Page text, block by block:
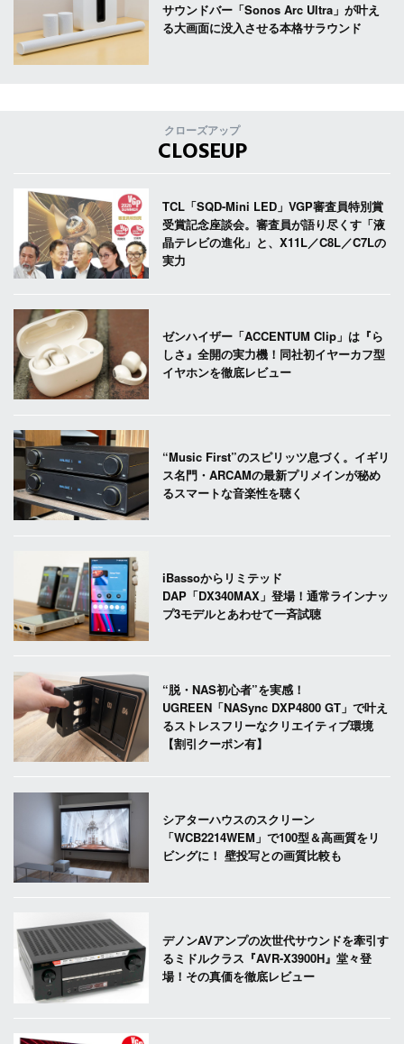
サウンドバー「Sonos Arc Ultra」が叶え
る大画面に没入させる本格サラウンド
クローズアップ
CLOSEUP
TCL「SQD-Mini LED」VGP審査員特別賞
受賞記念座談会。審査員が語り尽くす「液
晶テレビの進化」と、X11L／C8L／C7Lの
実力
ゼンハイザー「ACCENTUM Clip」は『ら
しさ』全開の実力機！同社初イヤーカフ型
イヤホンを徹底レビュー
“Music First”のスピリッツ息づく。イギリ
ス名門・ARCAMの最新プリメインが秘め
るスマートな音楽性を聴く
iBassoからリミテッド
DAP「DX340MAX」登場！通常ラインナッ
プ3モデルとあわせて一斉試聴
“脱・NAS初心者”を実感！
UGREEN「NASync DXP4800 GT」で叶え
るストレスフリーなクリエイティブ環境
【割引クーポン有】
シアターハウスのスクリーン
「WCB2214WEM」で100型＆高画質をリ
ビングに！ 壁投写との画質比較も
デノンAVアンプの次世代サウンドを牽引す
るミドルクラス『AVR-X3900H』堂々登
場！その真価を徹底レビュー